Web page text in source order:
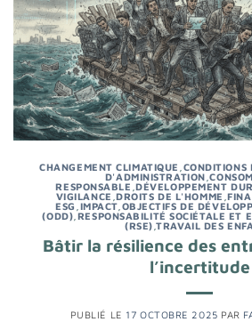
CHANGEMENT CLIMATIQUE CONDITIONS
D'ADMINISTRATION ,
RESPONSABLE ,DÉVELOPPEMENT
VIGILANCE ,DROITS DE L'HOMME ,
ESG IMPACT OBJECTIFS DE
(ODD) ,RESPONSABILITÉ SOCIÉTALE ET
(RSE) ,TRAVAIL DES
Bâtir la résilience des
l’incertitude
PUBLIÉ LE 17 OCTOBRE 2025 PAR